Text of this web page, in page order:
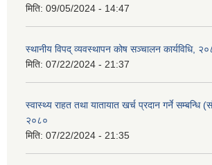
मिति: 09/05/2024 - 14:47
स्थानीय विपद् व्यवस्थापन कोष सञ्चालन कार्यविधि,
मिति: 07/22/2024 - 21:37
स्वास्थ्य राहत तथा यातायात खर्च प्रदान गर्ने सम्बन्धि
२०८०
मिति: 07/22/2024 - 21:35